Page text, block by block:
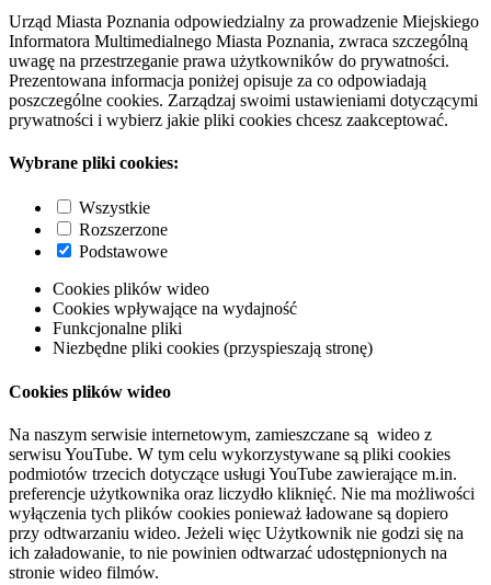
Urząd Miasta Poznania odpowiedzialny za prowadzenie Miejskiego
Informatora Multimedialnego Miasta Poznania, zwraca szczególną
uwagę na przestrzeganie prawa użytkowników do prywatności.
Prezentowana informacja poniżej opisuje za co odpowiadają
poszczególne cookies. Zarządzaj swoimi ustawieniami dotyczącymi
prywatności i wybierz jakie pliki cookies chcesz zaakceptować.
Wybrane pliki cookies:
Wszystkie
Rozszerzone
Podstawowe
Cookies plików wideo
Cookies wpływające na wydajność
Funkcjonalne pliki
Niezbędne pliki cookies (przyspieszają stronę)
Cookies plików wideo
Na naszym serwisie internetowym, zamieszczane są wideo z
serwisu YouTube. W tym celu wykorzystywane są pliki cookies
podmiotów trzecich dotyczące usługi YouTube zawierające m.in.
preferencje użytkownika oraz liczydło kliknięć. Nie ma możliwości
wyłączenia tych plików cookies ponieważ ładowane są dopiero
przy odtwarzaniu wideo. Jeżeli więc Użytkownik nie godzi się na
ich załadowanie, to nie powinien odtwarzać udostępnionych na
stronie wideo filmów.